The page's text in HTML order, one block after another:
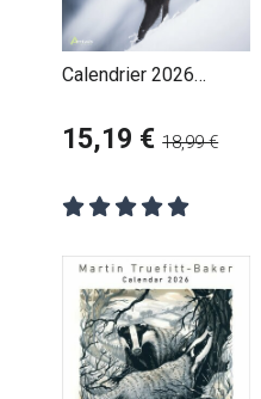
Calendrier 2026
15,19 € 18,99 €